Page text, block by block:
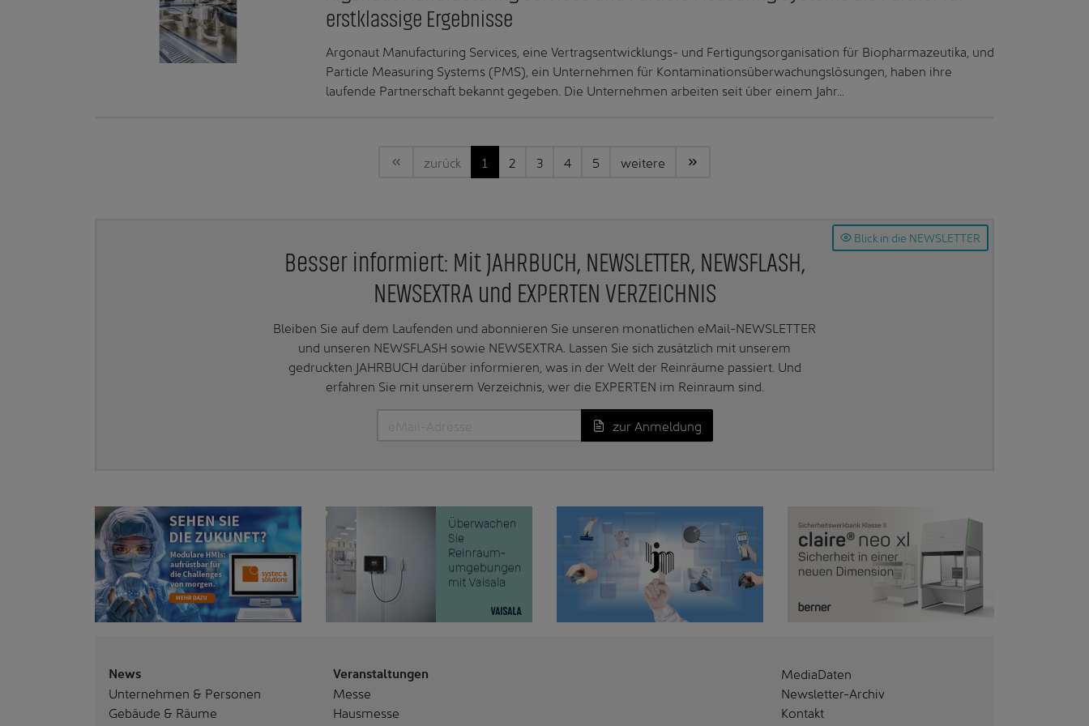
erstklassige Ergebnisse
Argonaut Manufacturing Services, eine Vertragsentwicklungs- und Fertigungsorganisation für Biopharmazeutika, und
Particle Measuring Systems (PMS), ein Unternehmen für Kontaminationsüberwachungslösungen, haben ihre
laufende Partnerschaft bekannt gegeben. Die Unternehmen arbeiten seit über einem Jahr…
zurück 1 2 3 4 5 weitere
Blick in die NEWSLETTER
Besser informiert: Mit JAHRBUCH, NEWSLETTER, NEWSFLASH,
NEWSEXTRA und EXPERTEN VERZEICHNIS
Bleiben Sie auf dem Laufenden und abonnieren Sie unseren monatlichen eMail-NEWSLETTER
und unseren NEWSFLASH sowie NEWSEXTRA. Lassen Sie sich zusätzlich mit unserem
gedruckten JAHRBUCH darüber informieren, was in der Welt der Reinräume passiert. Und
erfahren Sie mit unserem Verzeichnis, wer die EXPERTEN im Reinraum sind.
zur Anmeldung
News
Unternehmen & Personen
Gebäude & Räume
Veranstaltungen
Messe
Hausmesse
MediaDaten
Newsletter-Archiv
Kontakt